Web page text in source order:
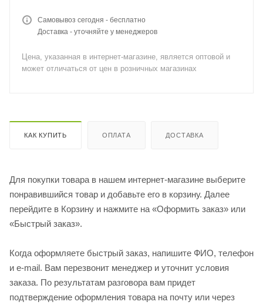
Самовывоз сегодня - бесплатно
Доставка - уточняйте у менеджеров
Цена, указанная в интернет-магазине, является оптовой и
может отличаться от цен в розничных магазинах
КАК КУПИТЬ ОПЛАТА ДОСТАВКА
Для покупки товара в нашем интернет-магазине выберите
понравившийся товар и добавьте его в корзину. Далее
перейдите в Корзину и нажмите на «Оформить заказ» или
«Быстрый заказ».
Когда оформляете быстрый заказ, напишите ФИО, телефон
и e-mail. Вам перезвонит менеджер и уточнит условия
заказа. По результатам разговора вам придет
подтверждение оформления товара на почту или через